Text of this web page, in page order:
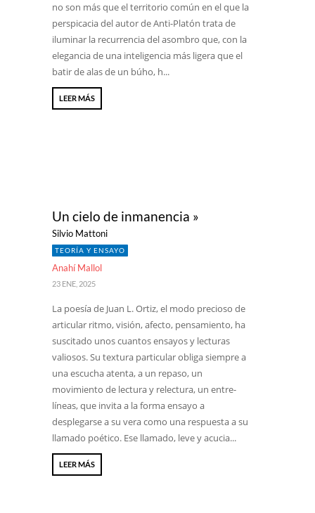
no son más que el territorio común en el que la
perspicacia del autor de Anti-Platón trata de
iluminar la recurrencia del asombro que, con la
elegancia de una inteligencia más ligera que el
batir de alas de un búho, h...
LEER MÁS
Un cielo de inmanencia »
Silvio Mattoni
TEORÍA Y ENSAYO
Anahí Mallol
23 ENE, 2025
La poesía de Juan L. Ortiz, el modo precioso de
articular ritmo, visión, afecto, pensamiento, ha
suscitado unos cuantos ensayos y lecturas
valiosos. Su textura particular obliga siempre a
una escucha atenta, a un repaso, un
movimiento de lectura y relectura, un entre-
líneas, que invita a la forma ensayo a
desplegarse a su vera como una respuesta a su
llamado poético. Ese llamado, leve y acucia...
LEER MÁS